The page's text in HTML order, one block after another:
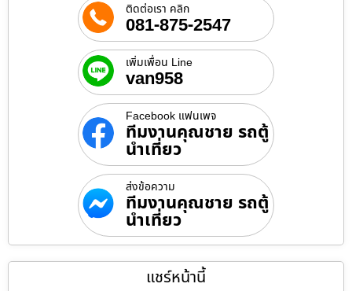
ติดต่อเรา คลิก
081-875-2547
เพิ่มเพื่อน Line
van958
Facebook แฟนเพจ
ทีมงานคุณชาย รถตู้
นำเที่ยว
ส่งข้อความ
ทีมงานคุณชาย รถตู้
นำเที่ยว
แชร์หน้านี้